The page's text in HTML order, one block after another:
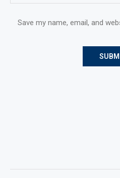
Save my name, email, and